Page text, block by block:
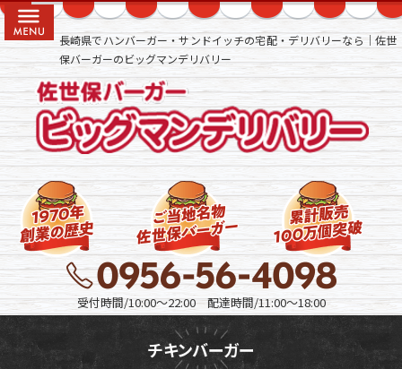
コ
ン
テ
ン
ツ
へ
ス
キ
プ
長崎県でハンバーガー・サンドイッチの宅配・デリバリーなら｜佐世
保バーガーのビッグマンデリバリー
受付時間/10:00～22:00 配達時間/11:00～18:00
HOME
ビッグマ
ンの佐世
保バーガ
ーとは？
ビッグマ
ン７つの
こだわり
よくある
ご質問
チキンバーガー